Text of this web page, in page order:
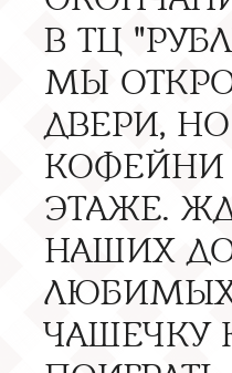
В ТЦ
МЫ
ДВЕРИ,
ЭТАЖЕ.
НАШИХ
ЧАШЕЧКУ